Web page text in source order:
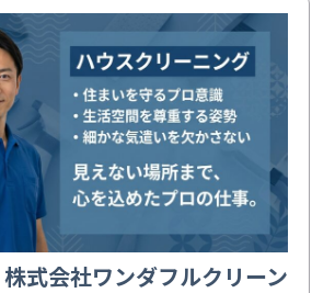
株式会社ワンダフルクリーン